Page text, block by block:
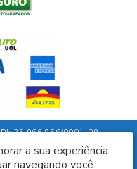
35.966.856/0001-09
Bahia - CEP: 45310-000
a sua experiência
navegando você